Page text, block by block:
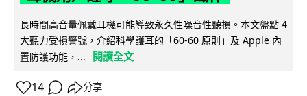
長時間高音量佩戴耳機可能導致永久性噪音性聽損。本文盤點 4
大聽力受損警號，介紹科學護耳的「60-60 原則」及 Apple 內
置防護功能，...
閱讀全文
14 分享